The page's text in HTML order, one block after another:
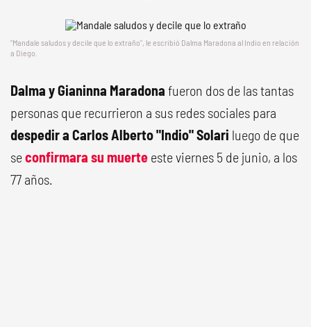
"Mandale saludos y decile que lo extraño", le escribió Dalma Maradona al Indio en relación
a Diego.
Dalma y Gianinna Maradona fueron dos de las tantas
personas que recurrieron a sus redes sociales para
despedir a Carlos Alberto "Indio" Solari luego de que
seconfirmara su muerte este viernes 5 de junio, a los
77 años.